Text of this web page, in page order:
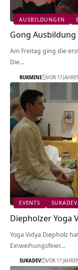
AUSBILDUNGEN
Gong
Am Freitag ging die
Die…
RUKMINI VOR 17
EVENTS SUKADEV
Diepholzer Yoga
Yoga Vidya Diepholz
Einweihungsfeier…
SUKADEV VOR 17